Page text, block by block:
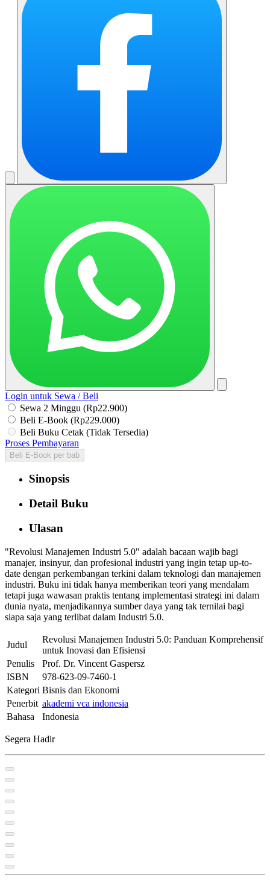
Login untuk Sewa / Beli
Sewa 2 Minggu (Rp22.900)
Beli E-Book (Rp229.000)
Beli Buku Cetak (Tidak Tersedia)
Proses Pembayaran
Beli E-Book per bab
Sinopsis
Detail Buku
Ulasan
"Revolusi Manajemen Industri 5.0" adalah bacaan wajib bagi
manajer, insinyur, dan profesional industri yang ingin tetap up-to-
date dengan perkembangan terkini dalam teknologi dan manajemen
industri. Buku ini tidak hanya memberikan teori yang mendalam
tetapi juga wawasan praktis tentang implementasi strategi ini dalam
dunia nyata, menjadikannya sumber daya yang tak ternilai bagi
siapa saja yang terlibat dalam Industri 5.0.
Judul
Revolusi Manajemen Industri 5.0: Panduan Komprehensif
untuk Inovasi dan Efisiensi
Penulis
Prof. Dr. Vincent Gaspersz
ISBN
978-623-09-7460-1
Kategori Bisnis dan Ekonomi
Penerbit akademi vca indonesia
Bahasa
Indonesia
Segera Hadir